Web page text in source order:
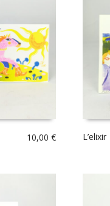
10,00 € L’elixir